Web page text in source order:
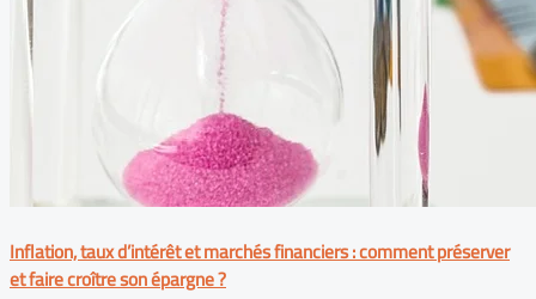
Inflation, taux d’intérêt et marchés financiers : comment préserver
et faire croître son épargne ?